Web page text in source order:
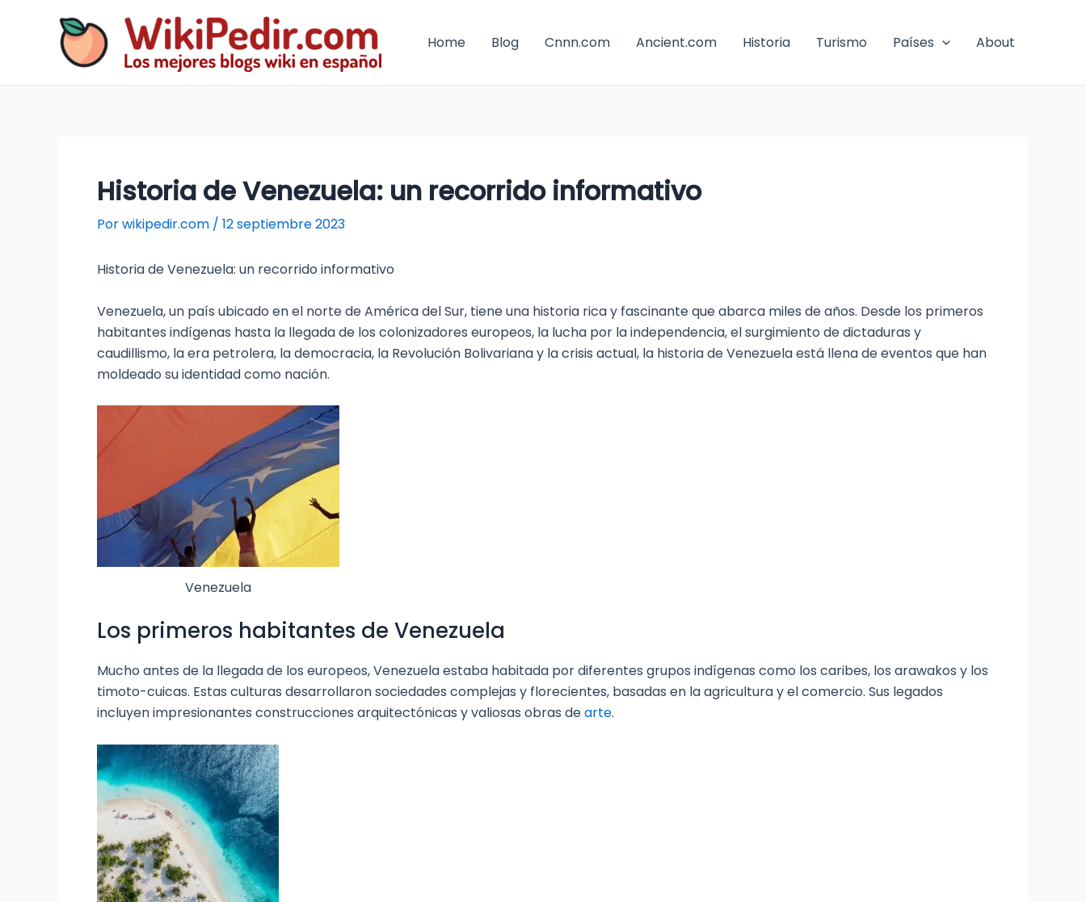
contenido
Home Blog Cnnn.com Ancient.com Historia Turismo Países About
Historia de Venezuela: un recorrido informativo
Porwikipedir.com / 12 septiembre 2023
Historia de Venezuela: un recorrido informativo
Venezuela, un país ubicado en el norte de América del Sur, tiene una historia rica y fascinante que abarca miles de años. Desde los primeros
habitantes indígenas hasta la llegada de los colonizadores europeos, la lucha por la independencia, el surgimiento de dictaduras y
caudillismo, la era petrolera, la democracia, la Revolución Bolivariana y la crisis actual, la historia de Venezuela está llena de eventos que han
moldeado su identidad como nación.
Venezuela
Los primeros habitantes de Venezuela
Mucho antes de la llegada de los europeos, Venezuela estaba habitada por diferentes grupos indígenas como los caribes, los arawakos y los
timoto-cuicas. Estas culturas desarrollaron sociedades complejas y florecientes, basadas en la agricultura y el comercio. Sus legados
incluyen impresionantes construcciones arquitectónicas y valiosas obras dearte.